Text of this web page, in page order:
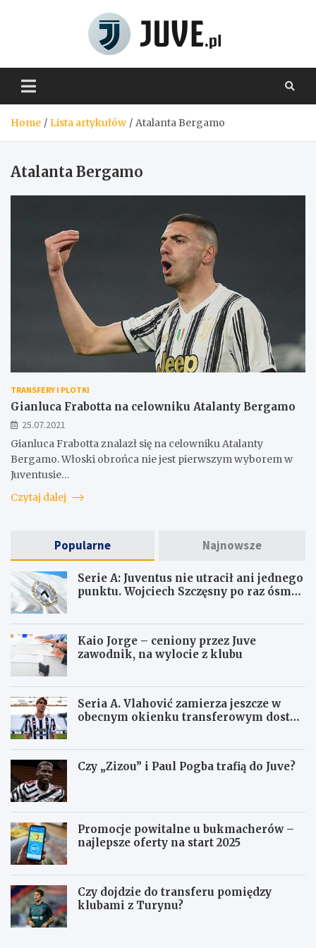
Home Lista artykułów Atalanta Bergamo
Atalanta Bergamo
TRANSFERY I PLOTKI
Gianluca Frabotta na celowniku Atalanty Bergamo
25.07.2021
Gianluca Frabotta znalazł się na celowniku Atalanty
Bergamo. Włoski obrońca nie jest pierwszym wyborem w
Juventusie…
Czytaj dalej
Popularne Najnowsze
Serie A: Juventus nie utracił ani jednego
punktu. Wojciech Szczęsny po raz ósmy
Kaio Jorge – ceniony przez Juve
zawodnik, na wylocie z klubu
Seria A. Vlahović zamierza jeszcze w
obecnym okienku transferowym dostać
Czy „Zizou” i Paul Pogba trafią do Juve?
Promocje powitalne u bukmacherów –
najlepsze oferty na start 2025
Czy dojdzie do transferu pomiędzy
klubami z Turynu?
J
Z